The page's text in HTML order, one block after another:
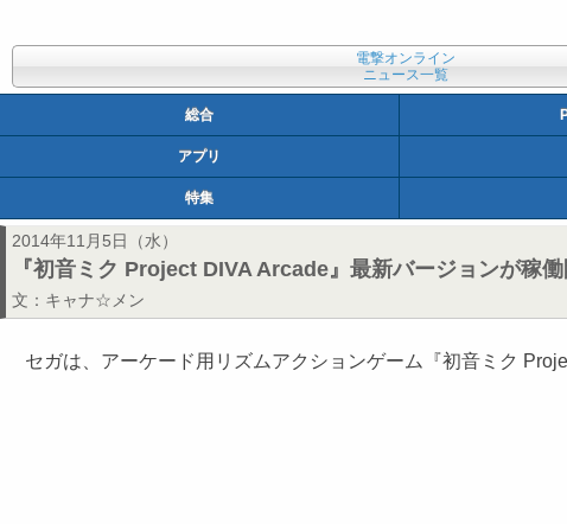
電撃オンライン
ニュース一覧
総合
アプリ
特集
2014年11月5日（水）
『初音ミク Project DIVA Arcade』最新バージョンが稼
文： キャナ☆メン
セガは、アーケード用リズムアクションゲーム『初音ミク